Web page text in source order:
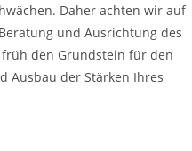
Daher achten wir auf
und Ausrichtung des
den Grundstein für den
Ausbau der Stärken Ihres